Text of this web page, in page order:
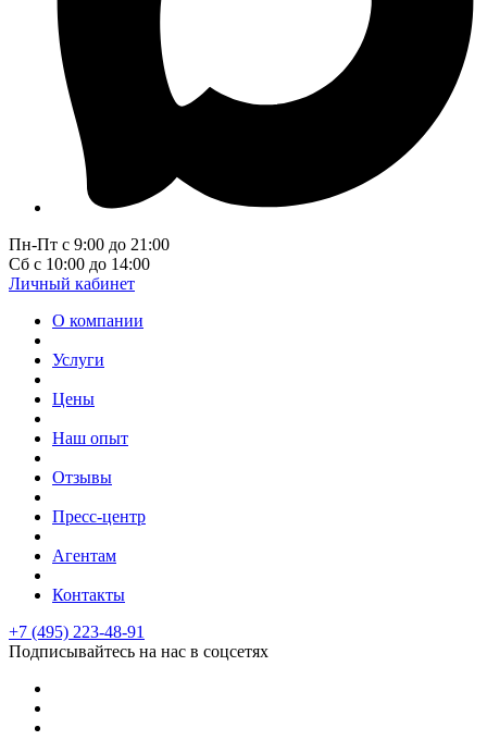
Пн-Пт с 9:00 до 21:00
Сб с 10:00 до 14:00
Личный кабинет
О компании
Услуги
Цены
Наш опыт
Отзывы
Пресс-центр
Агентам
Контакты
+7 (495) 223-48-91
Подписывайтесь на нас в соцсетях